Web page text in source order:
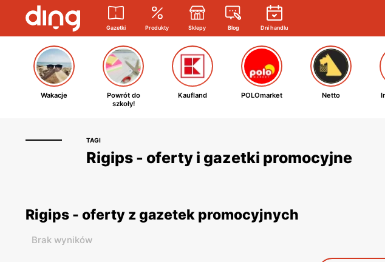
Gazetki Produkty Sklepy Blog Dni handlu
Wakacje
Powrót do
szkoły!
Kaufland POLOmarket Netto
TAGI
Rigips - oferty i gazetki promocyjne
Rigips - oferty z gazetek promocyjnych
Brak wyników